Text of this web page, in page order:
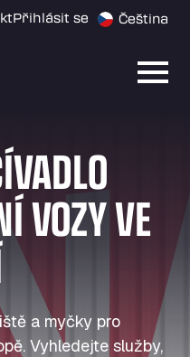
Přihlásit se Čeština
VOZY VE
a myčky pro
Vyhledejte služby,